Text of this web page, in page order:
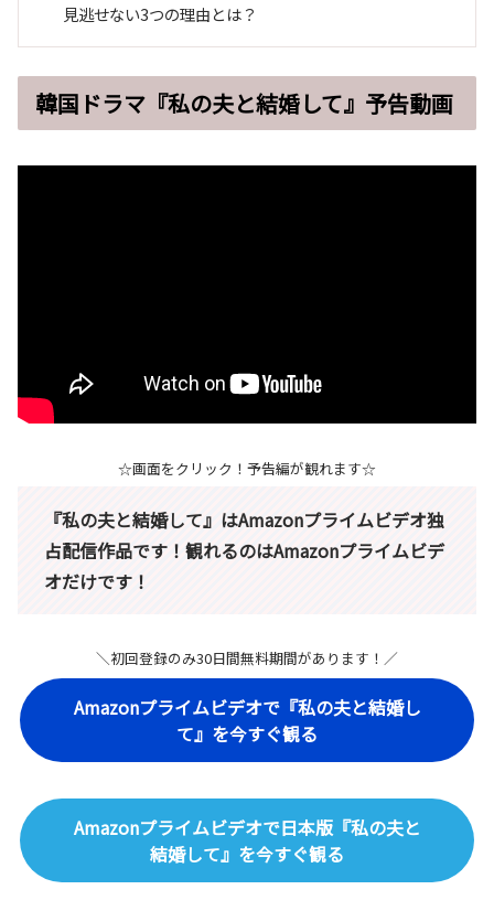
見逃せない3つの理由とは？
韓国ドラマ『私の夫と結婚して』予告動画
☆画面をクリック！予告編が観れます☆
『私の夫と結婚して』はAmazonプライムビデオ独
占配信作品です！観れるのはAmazonプライムビデ
オだけです！
＼初回登録のみ30日間無料期間があります！／
Amazonプライムビデオで『私の夫と結婚し
て』を今すぐ観る
Amazonプライムビデオで日本版『私の夫と
結婚して』を今すぐ観る